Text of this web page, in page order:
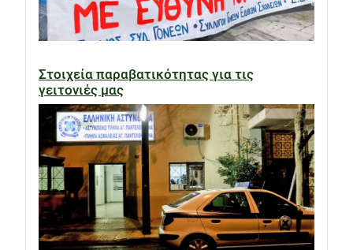
Στοιχεία παραβατικότητας για τις
γειτονιές μας